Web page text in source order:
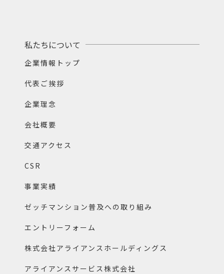
私たちについて
企業情報トップ
代表ご挨拶
企業理念
会社概要
交通アクセス
CSR
事業実績
ゼッチマンション普及への取り組み
エントリーフォーム
株式会社アライアンスホールディングス
アライアンスサービス株式会社